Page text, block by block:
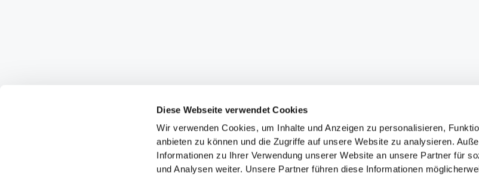
Diese Webseite verwendet Cookies
Wir verwenden Cookies, um Inhalte und Anzeigen zu personalisieren,
anbieten zu können und die Zugriffe auf unsere Website zu analysieren.
Informationen zu Ihrer Verwendung unserer Website an unsere Partner für
und Analysen weiter. Unsere Partner führen diese Informationen